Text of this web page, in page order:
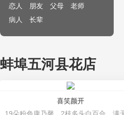
恋人
朋友 父母
老师
病人
长辈
蚌埠五河县花店
喜笑颜开